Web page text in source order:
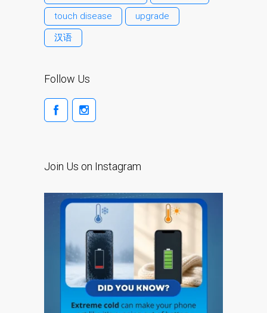
l’iPhone d’Apple
Apple?
Remplacement de la
batterie pour votre iPhone
et iPad
Réparation Apple iPad
Tablet
Réparation d’écran fissuré
pour Apple MacBook à
touch disease
upgrade
汉语
Follow Us
Join Us on Instagram